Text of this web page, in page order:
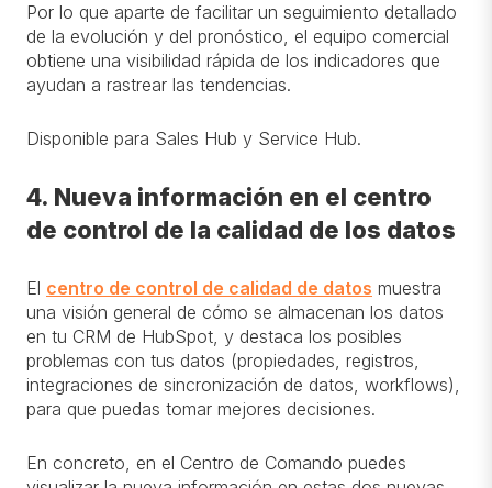
Por lo que aparte de facilitar un seguimiento detallado
de la evolución y del pronóstico, el equipo comercial
obtiene una visibilidad rápida de los indicadores que
ayudan a rastrear las tendencias.
Disponible para Sales Hub y Service Hub.
4. Nueva información en el centro
de control de la calidad de los datos
El centro de control de calidad de datos muestra
una visión general de cómo se almacenan los datos
en tu CRM de HubSpot, y destaca los posibles
problemas con tus datos (propiedades, registros,
integraciones de sincronización de datos, workflows),
para que puedas tomar mejores decisiones.
En concreto, en el Centro de Comando puedes